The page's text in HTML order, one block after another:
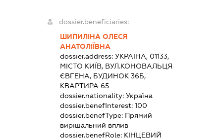
dossier.beneficiaries:
ШИПИЛІНА ОЛЕСЯ
АНАТОЛІЇВНА
dossier.address:УКРАЇНА, 01133,
МІСТО КИЇВ, ВУЛ.КОНОВАЛЬЦЯ
ЄВГЕНА, БУДИНОК 36Б,
КВАРТИРА 65
dossier.nationality:Україна
dossier.benefInterest:100
dossier.benefType: Прямий
вирішальний вплив
dossier.benefRole: КІНЦЕВИЙ